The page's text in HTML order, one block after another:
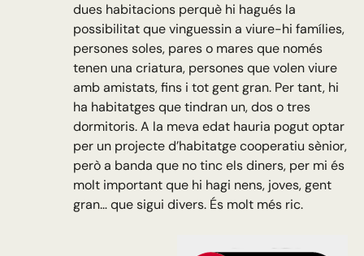
dues habitacions perquè hi hagués la
possibilitat que vinguessin a viure-hi famílies,
persones soles, pares o mares que només
tenen una criatura, persones que volen viure
amb amistats, fins i tot gent gran. Per tant, hi
ha habitatges que tindran un, dos o tres
dormitoris. A la meva edat hauria pogut optar
per un projecte d’habitatge cooperatiu sènior,
però a banda que no tinc els diners, per mi és
molt important que hi hagi nens, joves, gent
gran… que sigui divers. És molt més ric.